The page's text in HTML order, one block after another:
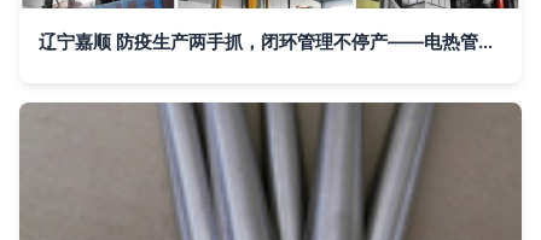
辽宁嘉顺 防疫生产两手抓，闭环管理不停产——电热管企业抗疫稳产的生动实践